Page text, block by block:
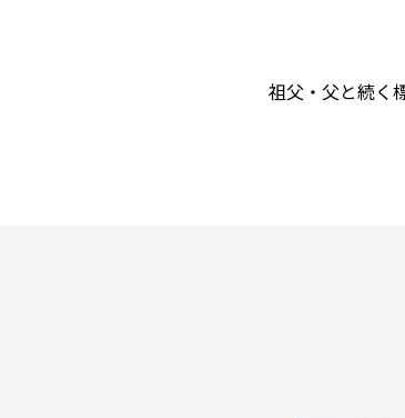
祖父・父と続く